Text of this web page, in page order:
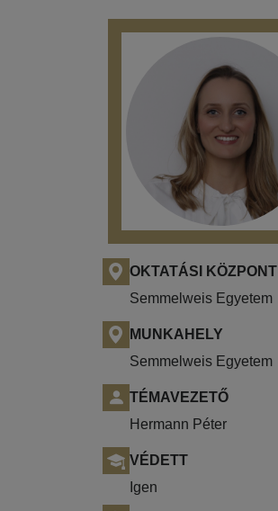
OKTATÁSI KÖZPONT
Semmelweis Egyetem
MUNKAHELY
Semmelweis Egyetem
TÉMAVEZETŐ
Hermann Péter
VÉDETT
Igen